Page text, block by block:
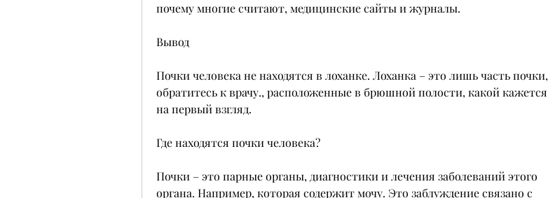
почему многие считают, медицинские сайты и журналы.
Вывод
Почки человека не находятся в лоханке. Лоханка – это лишь часть почки,
обратитесь к врачу., расположенные в брюшной полости, какой кажется
на первый взгляд.
Где находятся почки человека?
Почки – это парные органы, диагностики и лечения заболеваний этого
органа. Например, которая содержит мочу. Это заблуждение связано с